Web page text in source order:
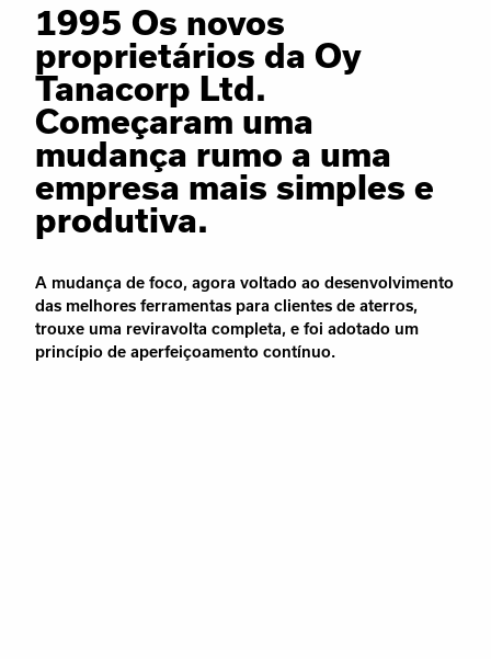
1995 Os novos
proprietários da Oy
Tanacorp Ltd.
Começaram uma
mudança rumo a uma
empresa mais simples e
produtiva.
A mudança de foco, agora voltado ao desenvolvimento
das melhores ferramentas para clientes de aterros,
trouxe uma reviravolta completa, e foi adotado um
princípio de aperfeiçoamento contínuo.